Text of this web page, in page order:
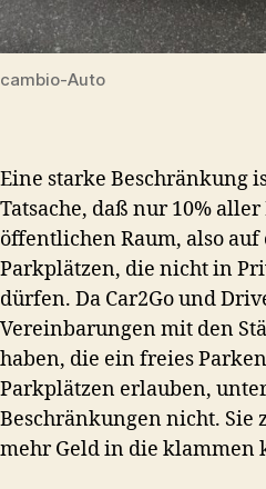
cambio-Auto
Eine starke Beschränkung
Tatsache, daß nur 10%
öffentlichen Raum, also
Parkplätzen, die nicht in
dürfen. Da Car2Go und
Vereinbarungen mit den
haben, die ein freies
Parkplätzen erlauben,
Beschränkungen nicht. Sie
mehr Geld in die klammen